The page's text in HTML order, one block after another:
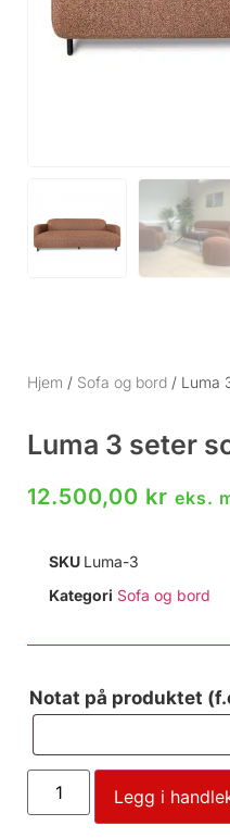
Hjem / Sofa og bord / Luma
Luma 3 seter
12.500,00 kr eks.
SKU Luma-3
Kategori Sofa og bord
Notat på produktet
Legg i